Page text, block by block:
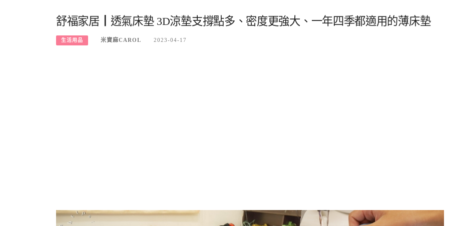
舒福家居┃透氣床墊 3D涼墊支撐點多、密度更強大、一年四季都適用的薄床墊
生活用品 米寶麻CAROL 2023-04-17